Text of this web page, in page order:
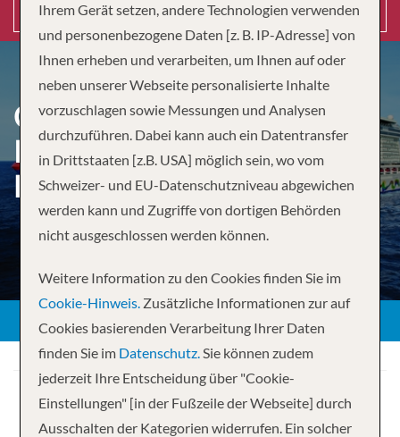
Suchen
CABO SAN LUCAS &
PUERTO VALLARTA FROM
LOS ANGELES
Ihrem Gerät setzen, andere Technologien verwenden
und personenbezogene Daten [z. B. IP-Adresse] von
Ihnen erheben und verarbeiten, um Ihnen auf oder
neben unserer Webseite personalisierte Inhalte
vorzuschlagen sowie Messungen und Analysen
durchzuführen. Dabei kann auch ein Datentransfer
in Drittstaaten [z.B. USA] möglich sein, wo vom
Schweizer- und EU-Datenschutzniveau abgewichen
werden kann und Zugriffe von dortigen Behörden
nicht ausgeschlossen werden können.
Weitere Information zu den Cookies finden Sie im
Cookie-Hinweis. Zusätzliche Informationen zur auf
Cookies basierenden Verarbeitung Ihrer Daten
finden Sie im Datenschutz.Sie können zudem
jederzeit Ihre Entscheidung über "Cookie-
Einstellungen" [in der Fußzeile der Webseite] durch
Ausschalten der Kategorien widerrufen. Ein solcher